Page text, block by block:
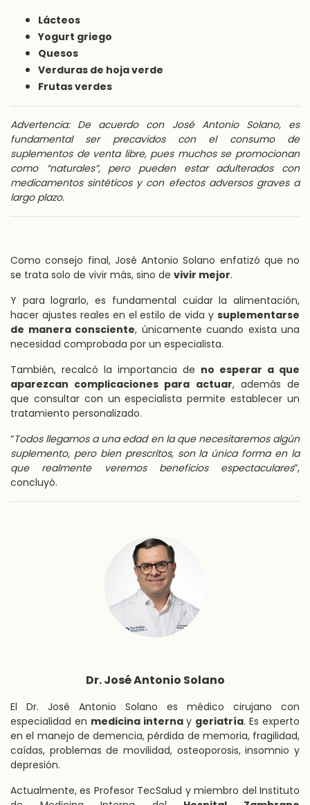
Lácteos
Yogurt griego
Quesos
Verduras de hoja verde
Frutas verdes
Advertencia: De acuerdo con José Antonio Solano, es
fundamental ser precavidos con el consumo de
suplementos de venta libre, pues muchos se promocionan
como “naturales”, pero pueden estar adulterados con
medicamentos sintéticos y con efectos adversos graves a
largo plazo.
Como consejo final, José Antonio Solano enfatizó que no
se trata solo de vivir más, sino de vivir mejor.
Y para lograrlo, es fundamental cuidar la alimentación,
hacer ajustes reales en el estilo de vida y suplementarse
de manera consciente, únicamente cuando exista una
necesidad comprobada por un especialista.
También, recalcó la importancia de no esperar a que
aparezcan complicaciones para actuar, además de
que consultar con un especialista permite establecer un
tratamiento personalizado.
“Todos llegamos a una edad en la que necesitaremos algún
suplemento, pero bien prescritos, son la única forma en la
que realmente veremos beneficios espectaculares”,
concluyó.
Dr. José Antonio Solano
El Dr. José Antonio Solano es médico cirujano con
especialidad en medicina internay geriatría. Es experto
en el manejo de demencia, pérdida de memoria, fragilidad,
caídas, problemas de movilidad, osteoporosis, insomnio y
depresión.
Actualmente, es Profesor TecSalud y miembro del Instituto